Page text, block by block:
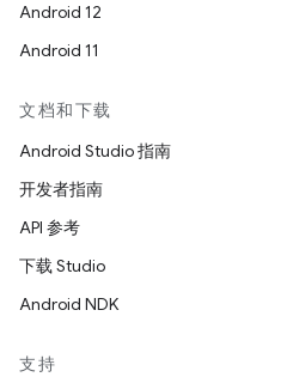
Android 12
Android 11
文档和下载
Android Studio 指南
开发者指南
API 参考
下载 Studio
Android NDK
支持